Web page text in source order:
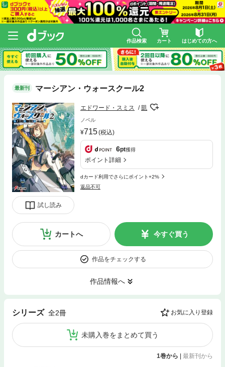
作品検索 カート はじめての方へ
最新刊 マーシアン・ウォースクール2
試し読み
エドワード・スミス 凱
ノベル
715(税込)
6pt獲得
ポイント詳細
dカード利用でさらにポイント+2%
返品不可
カートへ 今すぐ買う
作品をチェックする
作品情報へ
シリーズ 全2冊 お気に入り登録
未購入巻をまとめて買う
1巻から | 最新刊から